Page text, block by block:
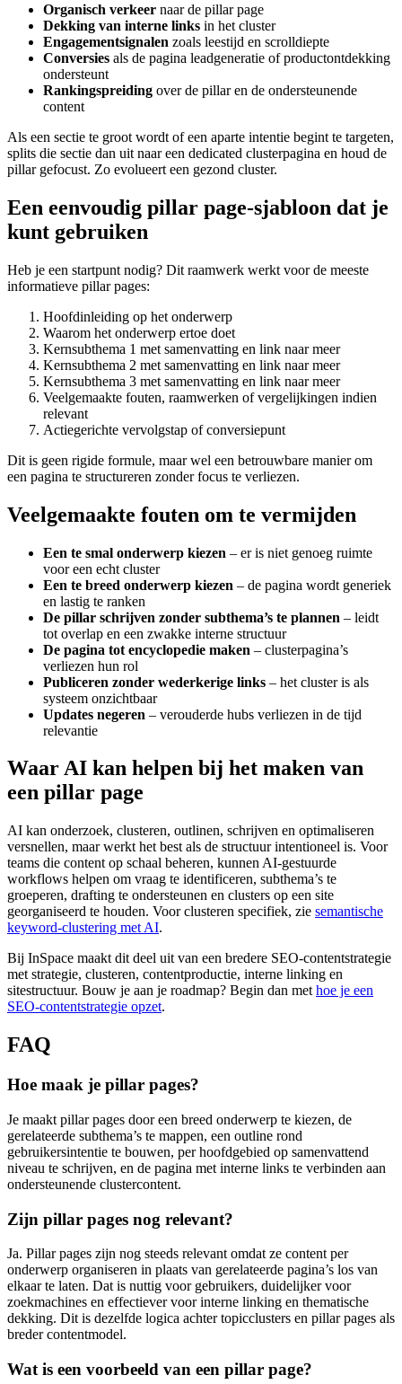
Organisch verkeer naar de pillar page
Dekking van interne links in het cluster
Engagementsignalen zoals leestijd en scrolldiepte
Conversies als de pagina leadgeneratie of productontdekking
ondersteunt
Rankingspreiding over de pillar en de ondersteunende
content
Als een sectie te groot wordt of een aparte intentie begint te targeten,
splits die sectie dan uit naar een dedicated clusterpagina en houd de
pillar gefocust. Zo evolueert een gezond cluster.
Een eenvoudig pillar page-sjabloon dat je
kunt gebruiken
Heb je een startpunt nodig? Dit raamwerk werkt voor de meeste
informatieve pillar pages:
Hoofdinleiding op het onderwerp
Waarom het onderwerp ertoe doet
Kernsubthema 1 met samenvatting en link naar meer
Kernsubthema 2 met samenvatting en link naar meer
Kernsubthema 3 met samenvatting en link naar meer
Veelgemaakte fouten, raamwerken of vergelijkingen indien
relevant
Actiegerichte vervolgstap of conversiepunt
Dit is geen rigide formule, maar wel een betrouwbare manier om
een pagina te structureren zonder focus te verliezen.
Veelgemaakte fouten om te vermijden
Een te smal onderwerp kiezen – er is niet genoeg ruimte
voor een echt cluster
Een te breed onderwerp kiezen – de pagina wordt generiek
en lastig te ranken
De pillar schrijven zonder subthema’s te plannen – leidt
tot overlap en een zwakke interne structuur
De pagina tot encyclopedie maken – clusterpagina’s
verliezen hun rol
Publiceren zonder wederkerige links – het cluster is als
systeem onzichtbaar
Updates negeren – verouderde hubs verliezen in de tijd
relevantie
Waar AI kan helpen bij het maken van
een pillar page
AI kan onderzoek, clusteren, outlinen, schrijven en optimaliseren
versnellen, maar werkt het best als de structuur intentioneel is. Voor
teams die content op schaal beheren, kunnen AI-gestuurde
workflows helpen om vraag te identificeren, subthema’s te
groeperen, drafting te ondersteunen en clusters op een site
georganiseerd te houden. Voor clusteren specifiek, zie semantische
keyword-clustering met AI.
Bij InSpace maakt dit deel uit van een bredere SEO-contentstrategie
met strategie, clusteren, contentproductie, interne linking en
sitestructuur. Bouw je aan je roadmap? Begin dan met hoe je een
SEO-contentstrategie opzet.
FAQ
Hoe maak je pillar pages?
Je maakt pillar pages door een breed onderwerp te kiezen, de
gerelateerde subthema’s te mappen, een outline rond
gebruikersintentie te bouwen, per hoofdgebied op samenvattend
niveau te schrijven, en de pagina met interne links te verbinden aan
ondersteunende clustercontent.
Zijn pillar pages nog relevant?
Ja. Pillar pages zijn nog steeds relevant omdat ze content per
onderwerp organiseren in plaats van gerelateerde pagina’s los van
elkaar te laten. Dat is nuttig voor gebruikers, duidelijker voor
zoekmachines en effectiever voor interne linking en thematische
dekking. Dit is dezelfde logica achter topicclusters en pillar pages als
breder contentmodel.
Wat is een voorbeeld van een pillar page?